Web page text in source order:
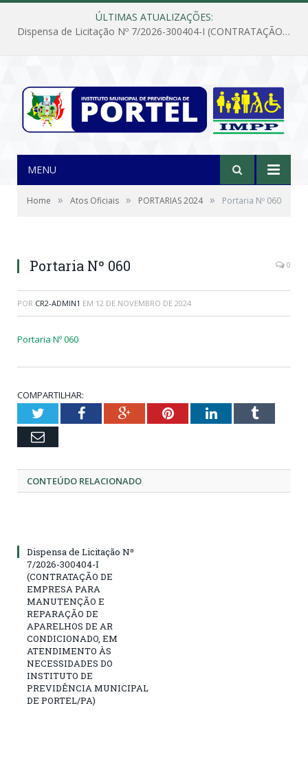
ÚLTIMAS ATUALIZAÇÕES:
Dispensa de Licitação Nº 7/2026-300404-I (CONTRATAÇÃO DE EMPRESA PARA MANUTENÇÃO E REPARAÇÃO DE APARELHOS DE AR CONDICIONADO, EM ATENDIMENTO ÀS NECESSIDADES DO INSTITUTO DE PREVIDÊNCIA MUNICIPAL DE PORTEL/PA)
MENU
Home » Atos Oficiais » PORTARIAS 2024 » Portaria Nº 060
Portaria Nº 060 0
POR CR2-ADMIN1 EM 12 DE NOVEMBRO DE 2024
Portaria Nº 060
COMPARTILHAR:
TwitterFacebookGoogle+PinterestLinkedInTumblr
Email
CONTEÚDO RELACIONADO
Dispensa de Licitação Nº
7/2026-300404-I
(CONTRATAÇÃO DE
EMPRESA PARA
MANUTENÇÃO E
REPARAÇÃO DE
APARELHOS DE AR
CONDICIONADO, EM
ATENDIMENTO ÀS
NECESSIDADES DO
INSTITUTO DE
PREVIDÊNCIA MUNICIPAL
DE PORTEL/PA)